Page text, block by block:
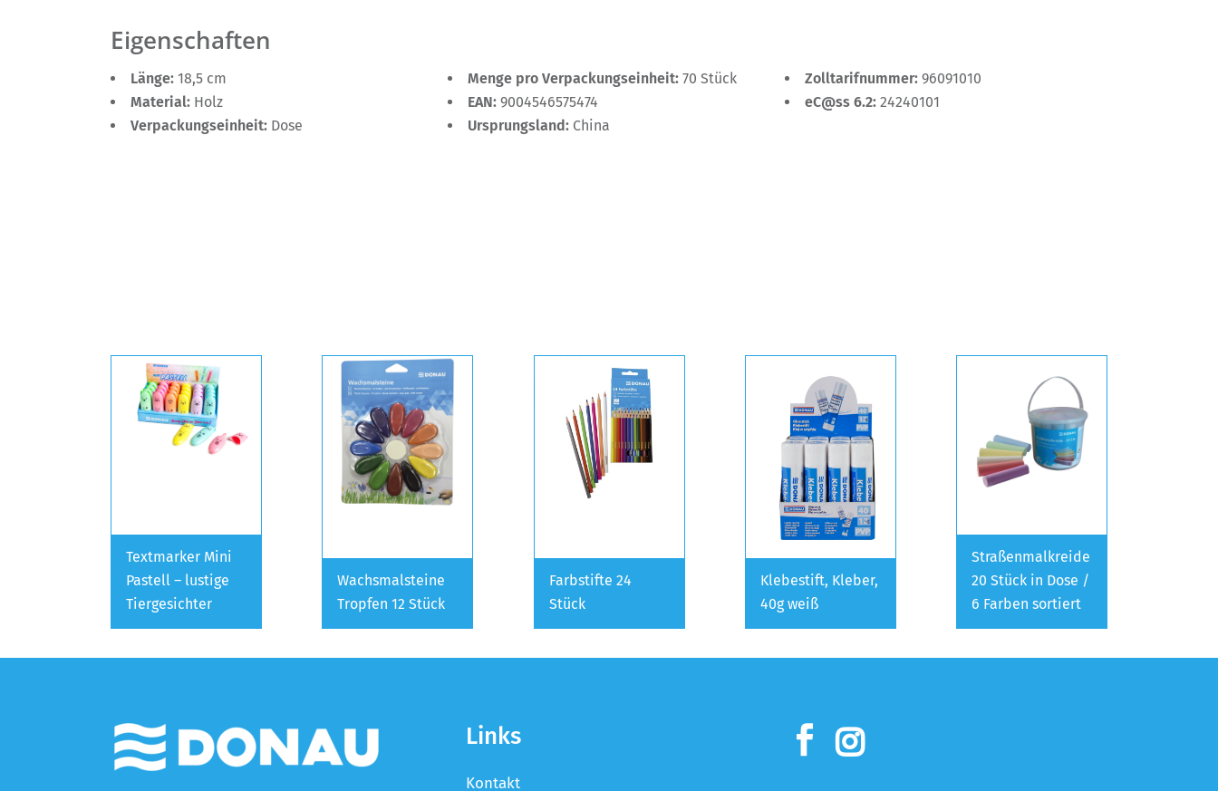
Eigenschaften
Länge: 18,5 cm
Material: Holz
Verpackungseinheit: Dose
Menge pro Verpackungseinheit: 70 Stück
EAN: 9004546575474
Ursprungsland: China
Zolltarifnummer: 96091010
eC@ss 6.2: 24240101
Textmarker Mini
Pastell – lustige
Tiergesichter
Wachsmalsteine
Tropfen 12 Stück
Farbstifte 24
Stück
Klebestift, Kleber,
40g weiß
Straßenmalkreide
20 Stück in Dose /
6 Farben sortiert
Links
Kontakt